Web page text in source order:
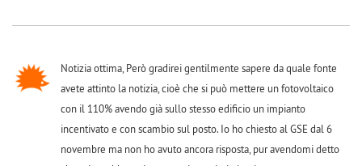
Notizia ottima, Però gradirei gentilmente sapere da quale fonte
avete attinto la notizia, cioè che si può mettere un fotovoltaico
con il 110% avendo già sullo stesso edificio un impianto
incentivato e con scambio sul posto. Io ho chiesto al GSE dal 6
novembre ma non ho avuto ancora risposta, pur avendomi detto